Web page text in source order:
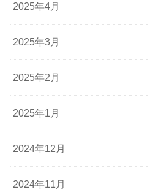
2025年4月
2025年3月
2025年2月
2025年1月
2024年12月
2024年11月